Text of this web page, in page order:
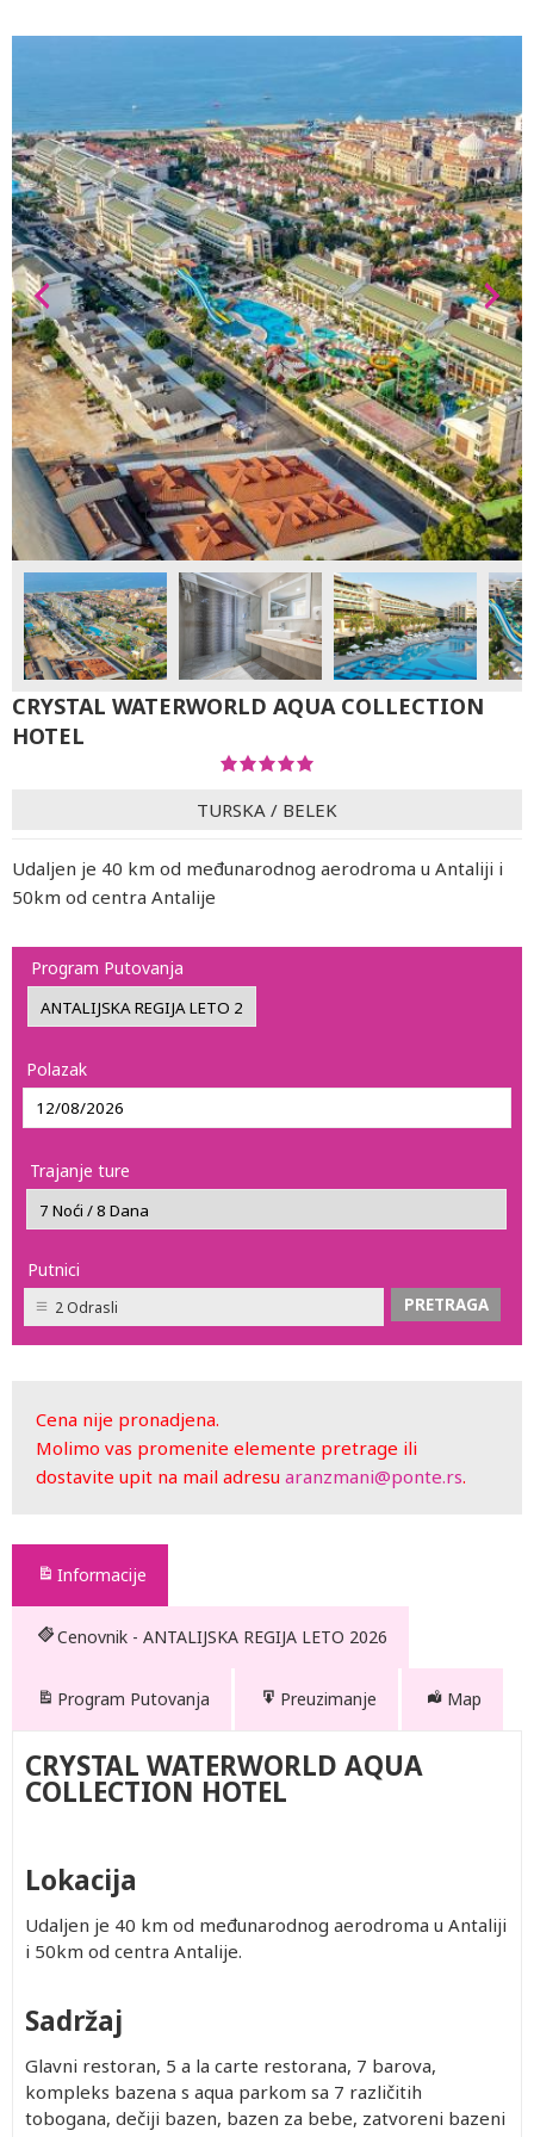
CRYSTAL WATERWORLD AQUA COLLECTION
HOTEL
TURSKA / BELEK
Udaljen je 40 km od međunarodnog aerodroma u Antaliji i
50km od centra Antalije
Program Putovanja
Polazak
Trajanje ture
Putnici
2 Odrasli
Cena nije pronadjena.
Molimo vas promenite elemente pretrage ili
dostavite upit na mail adresu aranzmani@ponte.rs.
Informacije
Cenovnik - ANTALIJSKA REGIJA LETO 2026
Program Putovanja Preuzimanje Map
CRYSTAL WATERWORLD AQUA
COLLECTION HOTEL
Lokacija
Udaljen je 40 km od međunarodnog aerodroma u Antaliji
i 50km od centra Antalije.
Sadržaj
Glavni restoran, 5 a la carte restorana, 7 barova,
kompleks bazena s aqua parkom sa 7 različitih
tobogana, dečiji bazen, bazen za bebe, zatvoreni bazeni
Drugo
dete 2-
11.99
god.
(Prvo
402.00
Treće
dete 0-
1.99
god.
(Prvo
Besplatno
11.99
god.
(Prvo
402.00
dete 2-
11.99
god.
(Prvo
402.00
11.99
god.
(Prvo
1,102.00
god.
(Prvo
dete 0-
Besplatno
11.99
god.
(Prvo
dete 0-
402.00
god.
dete 0-
402.00
dete 0-
1,102.00